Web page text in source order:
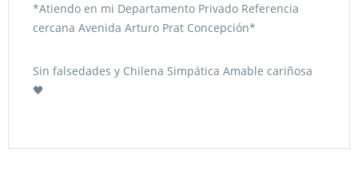
*Atiendo en mi Departamento Privado Referencia
cercana Avenida Arturo Prat Concepción*
Sin falsedades y Chilena Simpática Amable cariñosa
🖤